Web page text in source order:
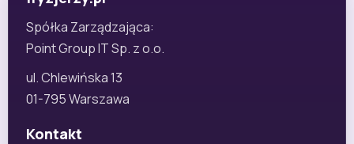
Spółka Zarządzająca:
Point Group IT Sp. z o.o.
ul. Chlewińska 13
01-795 Warszawa
Kontakt